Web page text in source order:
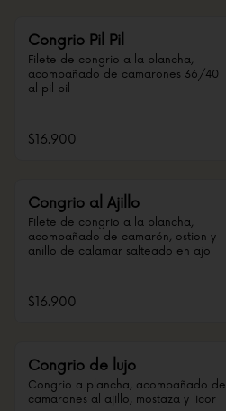
Congrio Pil Pil
Filete de congrio a la plancha,
acompañado de camarones 36/40
al pil pil
$16.900
Congrio al Ajillo
Filete de congrio a la plancha,
acompañado de camarón, ostion y
anillo de calamar salteado en ajo
$16.900
Congrio de lujo
Congrio a plancha, acompañado de
camarones al ajillo, mostaza y licor